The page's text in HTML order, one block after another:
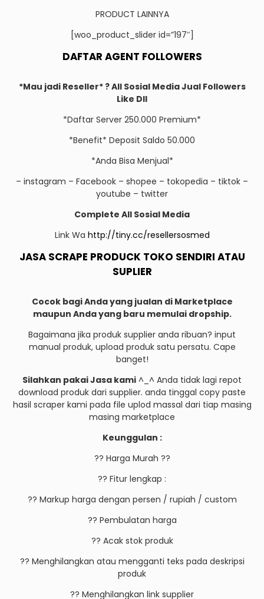
PRODUCT LAINNYA
[woo_product_slider id=”197″]
DAFTAR AGENT FOLLOWERS
*Mau jadi Reseller* ? All Sosial Media Jual Followers
Like Dll
*Daftar Server 250.000 Premium*
*Benefit* Deposit Saldo 50.000
*Anda Bisa Menjual*
– instagram – Facebook – shopee – tokopedia – tiktok –
youtube – twitter
Complete All Sosial Media
Link Wa http://tiny.cc/resellersosmed
JASA SCRAPE PRODUCK TOKO SENDIRI ATAU
SUPLIER
Cocok bagi Anda yang jualan di Marketplace
maupun Anda yang baru memulai dropship.
Bagaimana jika produk supplier anda ribuan? input
manual produk, upload produk satu persatu. Cape
banget!
Silahkan pakai Jasa kami ^_^ Anda tidak lagi repot
download produk dari supplier. anda tinggal copy paste
hasil scraper kami pada file uplod massal dari tiap masing
masing marketplace
Keunggulan :
?? Harga Murah ??
?? Fitur lengkap :
?? Markup harga dengan persen / rupiah / custom
?? Pembulatan harga
?? Acak stok produk
?? Menghilangkan atau mengganti teks pada deskripsi
produk
?? Menghilangkan link supplier